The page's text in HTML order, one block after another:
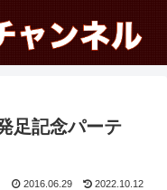
足記念パーテ
2016.06.29 2022.10.12